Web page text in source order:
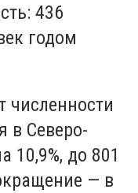
436
годом
численности
в Северо-
10,9%, до 801
— в